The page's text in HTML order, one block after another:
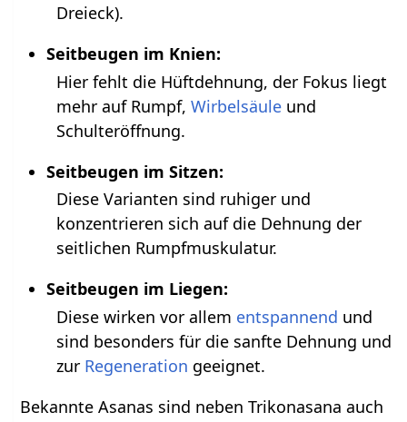
Dreieck).
Seitbeugen im Knien:
Hier fehlt die Hüftdehnung, der Fokus liegt
mehr auf Rumpf,Wirbelsäule und
Schulteröffnung.
Seitbeugen im Sitzen:
Diese Varianten sind ruhiger und
konzentrieren sich auf die Dehnung der
seitlichen Rumpfmuskulatur.
Seitbeugen im Liegen:
Diese wirken vor allem entspannend und
sind besonders für die sanfte Dehnung und
zur Regeneration geeignet.
Bekannte Asanas sind neben Trikonasana auch